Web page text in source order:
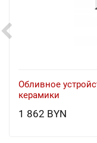
Обливное
керамики
1 862 BYN